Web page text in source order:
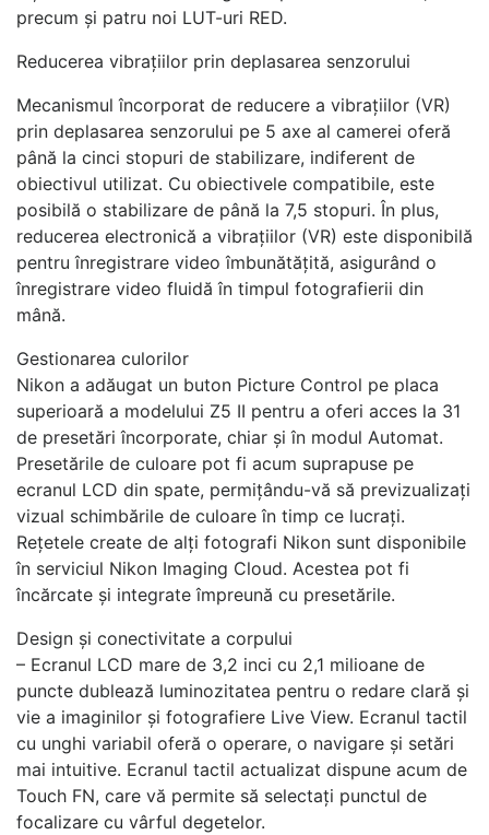
precum și patru noi LUT-uri RED.
Reducerea vibrațiilor prin deplasarea senzorului
Mecanismul încorporat de reducere a vibrațiilor (VR)
prin deplasarea senzorului pe 5 axe al camerei oferă
până la cinci stopuri de stabilizare, indiferent de
obiectivul utilizat. Cu obiectivele compatibile, este
posibilă o stabilizare de până la 7,5 stopuri. În plus,
reducerea electronică a vibrațiilor (VR) este disponibilă
pentru înregistrare video îmbunătățită, asigurând o
înregistrare video fluidă în timpul fotografierii din
mână.
Gestionarea culorilor
Nikon a adăugat un buton Picture Control pe placa
superioară a modelului Z5 II pentru a oferi acces la 31
de presetări încorporate, chiar și în modul Automat.
Presetările de culoare pot fi acum suprapuse pe
ecranul LCD din spate, permițându-vă să previzualizați
vizual schimbările de culoare în timp ce lucrați.
Rețetele create de alți fotografi Nikon sunt disponibile
în serviciul Nikon Imaging Cloud. Acestea pot fi
încărcate și integrate împreună cu presetările.
Design și conectivitate a corpului
– Ecranul LCD mare de 3,2 inci cu 2,1 milioane de
puncte dublează luminozitatea pentru o redare clară și
vie a imaginilor și fotografiere Live View. Ecranul tactil
cu unghi variabil oferă o operare, o navigare și setări
mai intuitive. Ecranul tactil actualizat dispune acum de
Touch FN, care vă permite să selectați punctul de
focalizare cu vârful degetelor.